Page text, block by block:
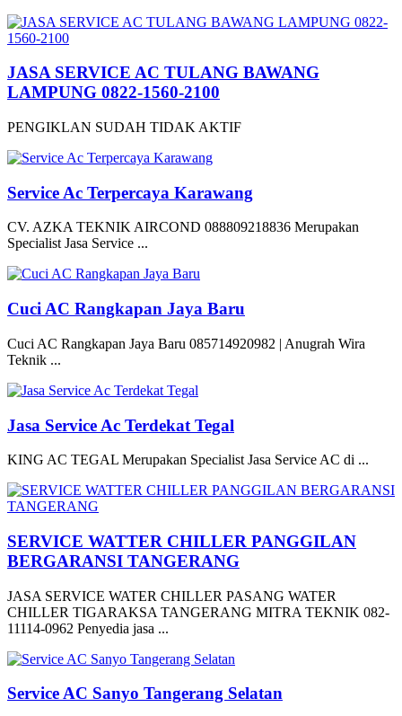
JASA SERVICE AC TULANG BAWANG
LAMPUNG 0822-1560-2100
PENGIKLAN SUDAH TIDAK AKTIF
Service Ac Terpercaya Karawang
CV. AZKA TEKNIK AIRCOND 088809218836 Merupakan
Specialist Jasa Service ...
Cuci AC Rangkapan Jaya Baru
Cuci AC Rangkapan Jaya Baru 085714920982 | Anugrah Wira
Teknik ...
Jasa Service Ac Terdekat Tegal
KING AC TEGAL Merupakan Specialist Jasa Service AC di ...
SERVICE WATTER CHILLER PANGGILAN
BERGARANSI TANGERANG
JASA SERVICE WATER CHILLER PASANG WATER
CHILLER TIGARAKSA TANGERANG MITRA TEKNIK 082-
11114-0962 Penyedia jasa ...
Service AC Sanyo Tangerang Selatan